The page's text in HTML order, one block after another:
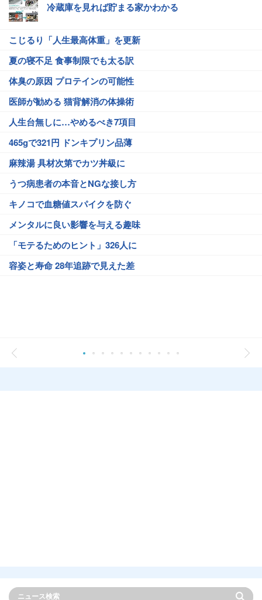
冷蔵庫を見れば貯まる家かわかる
こじるり「人生最高体重」を更新
夏の寝不足 食事制限でも太る訳
体臭の原因 プロテインの可能性
医師が勧める 猫背解消の体操術
人生台無しに…やめるべき7項目
465gで321円 ドンキプリン品薄
麻辣湯 具材次第でカツ丼級に
うつ病患者の本音とNGな接し方
キノコで血糖値スパイクを防ぐ
メンタルに良い影響を与える趣味
「モテるためのヒント」326人に
容姿と寿命 28年追跡で見えた差